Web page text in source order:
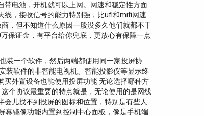
电池，开机就可以上网。网速和稳定性方面
线，接收信号的能力特别强，比ufi和mifi网速
，但不知道什么原因一般没多久他们就都不干
保证金，有平台给你兜底，更放心有保障一点
装一个软件，然后两端都使用同一家投屏协
装软件的非智能电视机、智能投影仪等显示终
外置设备也能使用投屏功能 无论选择哪种方
个协议最重要的特点就是，无论使用的是网线
儿找不到投屏的图标和位置，特别是有些人
幕镜像功能内置到控制中心面板，像是手机端